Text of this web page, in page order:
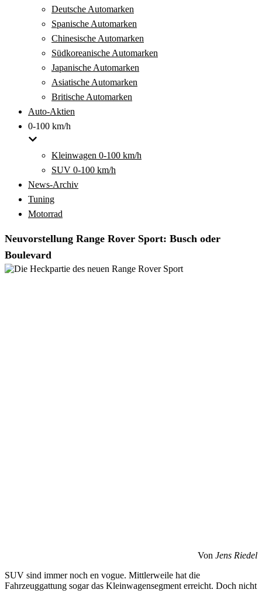
Deutsche Automarken
Spanische Automarken
Chinesische Automarken
Südkoreanische Automarken
Japanische Automarken
Asiatische Automarken
Britische Automarken
Auto-Aktien
0-100 km/h
Kleinwagen 0-100 km/h
SUV 0-100 km/h
News-Archiv
Tuning
Motorrad
Neuvorstellung Range Rover Sport: Busch oder
Boulevard
Von Jens Riedel
SUV sind immer noch en vogue. Mittlerweile hat die
Fahrzeuggattung sogar das Kleinwagensegment erreicht. Doch nicht